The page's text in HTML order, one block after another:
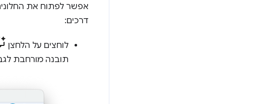
אפשר לפתוח את
דרכים:
לוחצים על הלחצן
תובנה מורחבת